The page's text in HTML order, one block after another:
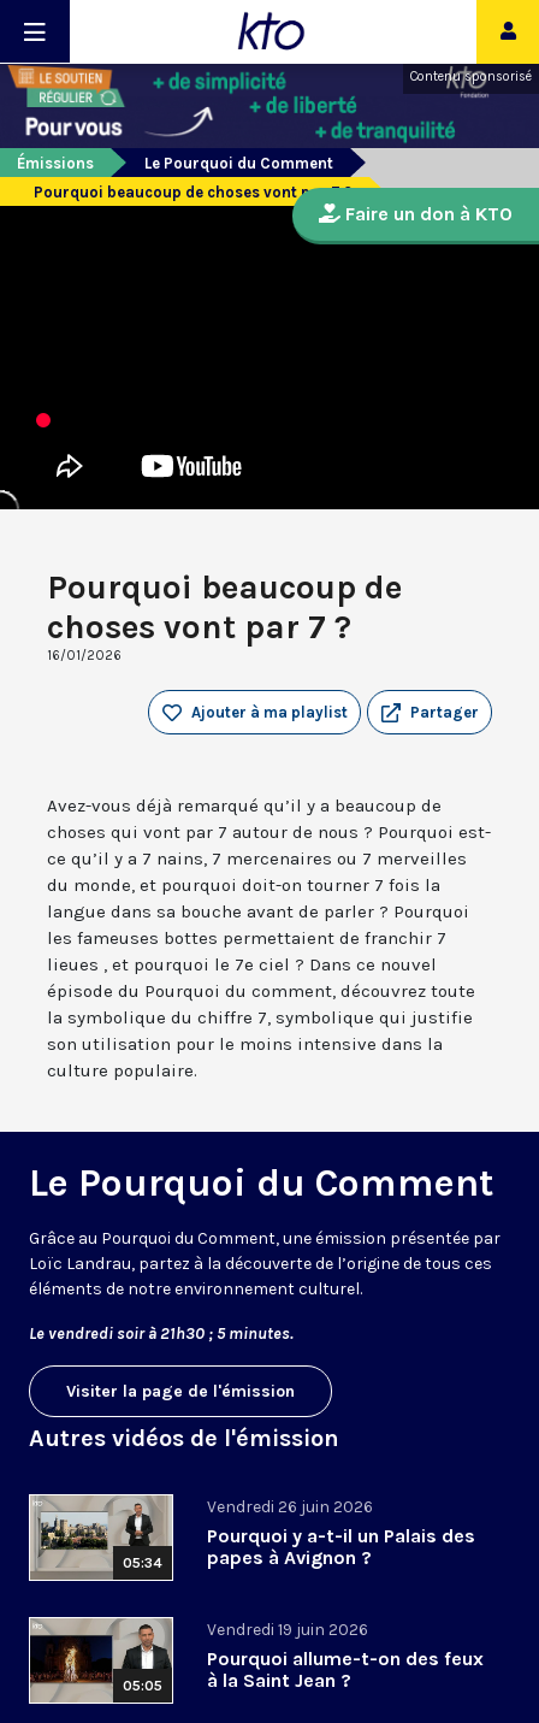
Contenu sponsorisé
Émissions
Le Pourquoi du Comment
Pourquoi beaucoup de choses vont par 7 ?
Pourquoi beaucoup de
choses vont par 7 ?
16/01/2026
Partager
Ajouter à ma playlist
Avez-vous déjà remarqué qu’il y a beaucoup de
choses qui vont par 7 autour de nous ? Pourquoi est-
ce qu’il y a 7 nains, 7 mercenaires ou 7 merveilles
du monde, et pourquoi doit-on tourner 7 fois la
langue dans sa bouche avant de parler ? Pourquoi
les fameuses bottes permettaient de franchir 7
lieues , et pourquoi le 7e ciel ? Dans ce nouvel
épisode du Pourquoi du comment, découvrez toute
la symbolique du chiffre 7, symbolique qui justifie
son utilisation pour le moins intensive dans la
culture populaire.
Le Pourquoi du Comment
Grâce au Pourquoi du Comment, une émission présentée par
Loïc Landrau, partez à la découverte de l’origine de tous ces
éléments de notre environnement culturel.
Le vendredi soir à 21h30 ; 5 minutes.
Visiter la page de l'émission
Autres vidéos de l'émission
05:34
Vendredi 26 juin 2026
Pourquoi y a-t-il un Palais des
papes à Avignon ?
05:05
Vendredi 19 juin 2026
Pourquoi allume-t-on des feux
à la Saint Jean ?
Faire un don à KTO